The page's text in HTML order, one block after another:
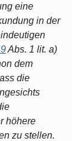
eine
in der
Abs. 1 lit. a)
dem
die
höhere
zu stellen.